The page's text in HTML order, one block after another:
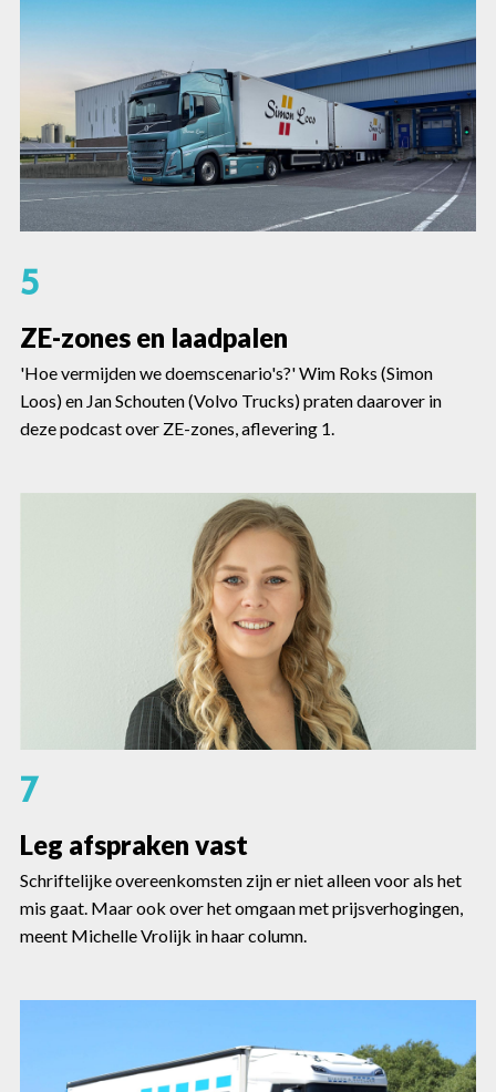
5
ZE-zones en laadpalen
'Hoe vermijden we doemscenario's?' Wim Roks (Simon
Loos) en Jan Schouten (Volvo Trucks) praten daarover in
deze podcast over ZE-zones, aflevering 1.
7
Leg afspraken vast
Schriftelijke overeenkomsten zijn er niet alleen voor als het
mis gaat. Maar ook over het omgaan met prijsverhogingen,
meent Michelle Vrolijk in haar column.